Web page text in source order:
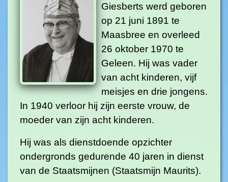
Giesberts werd geboren
op 21 juni 1891 te
Maasbree en overleed
26 oktober 1970 te
Geleen. Hij was vader
van acht kinderen, vijf
meisjes en drie jongens.
In 1940 verloor hij zijn eerste vrouw, de
moeder van zijn acht kinderen.
Hij was als dienstdoende opzichter
ondergronds gedurende 40 jaren in dienst
van de Staatsmijnen (Staatsmijn Maurits).